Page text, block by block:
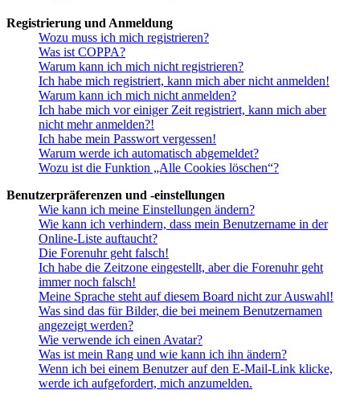
Registrierung und Anmeldung
Wozu muss ich mich registrieren?
Was ist COPPA?
Warum kann ich mich nicht registrieren?
Ich habe mich registriert, kann mich aber nicht anmelden!
Warum kann ich mich nicht anmelden?
Ich habe mich vor einiger Zeit registriert, kann mich aber
nicht mehr anmelden?!
Ich habe mein Passwort vergessen!
Warum werde ich automatisch abgemeldet?
Wozu ist die Funktion „Alle Cookies löschen“?
Benutzerpräferenzen und -einstellungen
Wie kann ich meine Einstellungen ändern?
Wie kann ich verhindern, dass mein Benutzername in der
Online-Liste auftaucht?
Die Forenuhr geht falsch!
Ich habe die Zeitzone eingestellt, aber die Forenuhr geht
immer noch falsch!
Meine Sprache steht auf diesem Board nicht zur Auswahl!
Was sind das für Bilder, die bei meinem Benutzernamen
angezeigt werden?
Wie verwende ich einen Avatar?
Was ist mein Rang und wie kann ich ihn ändern?
Wenn ich bei einem Benutzer auf den E-Mail-Link klicke,
werde ich aufgefordert, mich anzumelden.